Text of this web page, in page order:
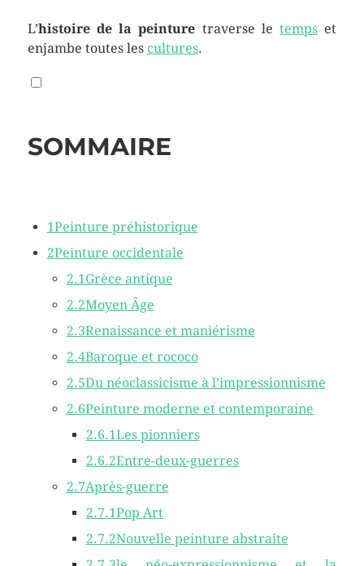
L’histoire de la peinture traverse letemps et
enjambe toutes les cultures.
SOMMAIRE
1Peinture préhistorique
2Peinture occidentale
2.1 Grèce antique
2.2Moyen Âge
2.3Renaissance et maniérisme
2.4Baroque et rococo
2.5Du néoclassicisme à l’impressionnisme
2.6Peinture moderne et contemporaine
2.6.1Les pionniers
2.6.2Entre-deux-guerres
2.7Après-guerre
2.7.1Pop Art
2.7.2Nouvelle peinture abstraite